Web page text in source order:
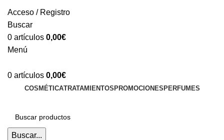
Acceso / Registro
Buscar
0 artículos 0,00€
Menú
0 artículos 0,00€
COSMÉTICATRATAMIENTOS PROMOCIONES PERFUMES
Buscar...